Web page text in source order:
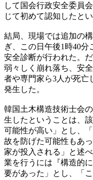
して国会行政安全委員
じて初めて認知したとい
結局、現場では追加の
ぎ、この日午後1時40
安全診断が行われた。
弱々しく崩れ落ち、安
者や専門家ら3人が死亡
発生した。
韓国土木構造技術士会
生したということは、
可能性が高い」とし、
故を防げた可能性もあ
家が投入される」と述
業を行うには『構造的
要があった」とし、「